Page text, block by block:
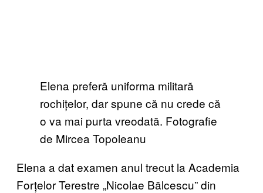
Elena preferă uniforma militară
rochițelor, dar spune că nu crede că
o va mai purta vreodată. Fotografie
de Mircea Topoleanu
Elena a dat examen anul trecut la Academia
Forțelor Terestre „Nicolae Bălcescu” din